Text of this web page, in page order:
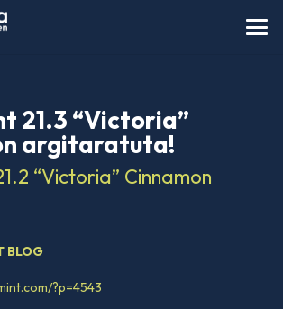
21.3 “Victoria”
argitaratuta!
“Victoria” Cinnamon
BLOG
?p=4543